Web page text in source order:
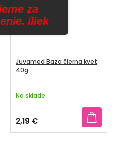
Juvamed Baza čierna kvet
40g
Na sklade
2,19 €
za
iliek